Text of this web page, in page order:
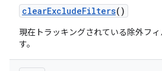
clearExcludeFilters()
現在トラッキングされている除外フ
す。